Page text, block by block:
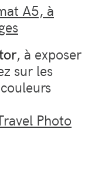
A5, à
, à exposer
sur les
Photo